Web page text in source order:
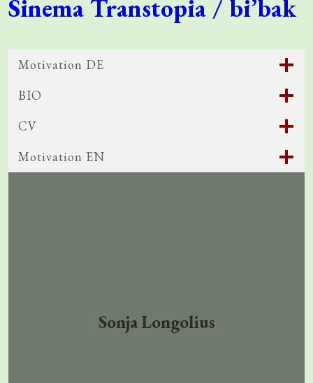
Sinema Transtopia / bi’bak
Motivation DE
BIO
CV
Motivation EN
Sonja Longolius